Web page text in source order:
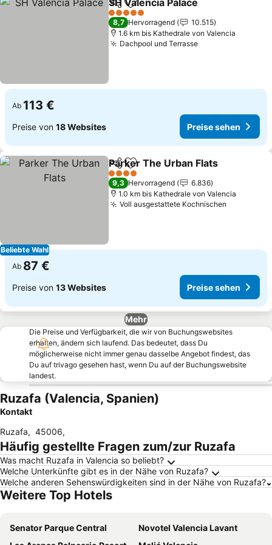
TeilenZu Favoriten hinzufügen
SH Valencia Palace
5 Sterne
8,7 Hervorragend
10.515
1.6 km bis Kathedrale von Valencia
Dachpool und TerrassePreise sehen
Ab 113 €
Preise von 18 Websites Preise sehen
Beliebte Wahl
TeilenZu Favoriten hinzufügen
Parker The Urban Flats
4 Sterne
9,3 Hervorragend
6.836
1.0 km bis Kathedrale von Valencia
Voll ausgestattete Kochnischen
Ab 87 €
Preise von 13 Websites Preise sehen
Mehr
Die Preise und Verfügbarkeit, die wir von Buchungswebsites
erhalten, ändern sich laufend. Das bedeutet, dass Du
möglicherweise nicht immer genau dasselbe Angebot findest, das
Du auf trivago gesehen hast, wenn Du auf der Buchungswebsite
landest.
Ruzafa (Valencia, Spanien)
Kontakt
Ruzafa, 45006,
Häufig gestellte Fragen zum/zur Ruzafa
Was macht Ruzafa in Valencia so beliebt?
Welche Unterkünfte gibt es in der Nähe von Ruzafa?
Welche anderen Sehenswürdigkeiten sind in der Nähe von Ruzafa?
Weitere Top Hotels
Senator Parque Central
Novotel Valencia Lavant